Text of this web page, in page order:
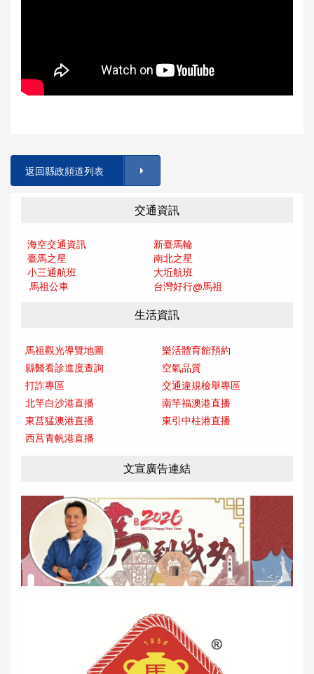
返回縣政頻道列表
交通資訊
海空交通資訊
新臺馬輪
臺馬之星
南北之星
小三通航班
大坵航班
馬祖公車
台灣好行@馬祖
生活資訊
馬祖觀光導覽地圖
樂活體育館預約
縣醫看診進度查詢
空氣品質
打詐專區
交通違規檢舉專區
北竿白沙港直播
南竿福澳港直播
東莒猛澳港直播
東引中柱港直播
西莒青帆港直播
文宣廣告連結